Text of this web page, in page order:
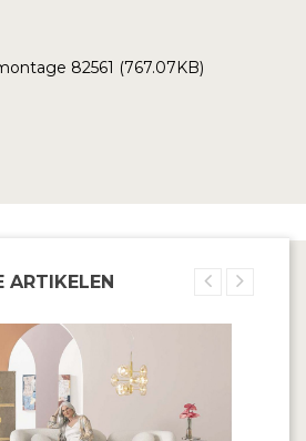
82561 (767.07KB)
ARTIKELEN